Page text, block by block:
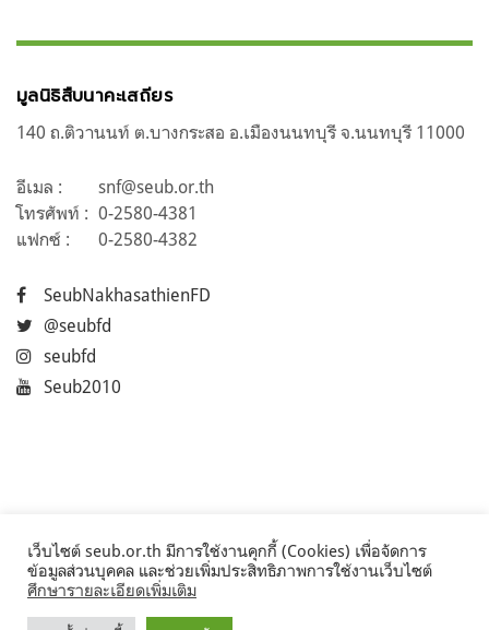
มูลนิธิสืบนาคะเสถียร
140 ถ.ติวานนท์ ต.บางกระสอ อ.เมืองนนทบุรี จ.นนทบุรี 11000
อีเมล :
snf@seub.or.th
โทรศัพท์ : 0-2580-4381
แฟกซ์ :
0-2580-4382
SeubNakhasathienFD
@seubfd
seubfd
Seub2010
เว็บไซต์ seub.or.th มีการใช้งานคุกกี้ (Cookies) เพื่อจัดการ
ข้อมูลส่วนบุคคล และช่วยเพิ่มประสิทธิภาพการใช้งานเว็บไซต์
ศึกษารายละเอียดเพิ่มเติม